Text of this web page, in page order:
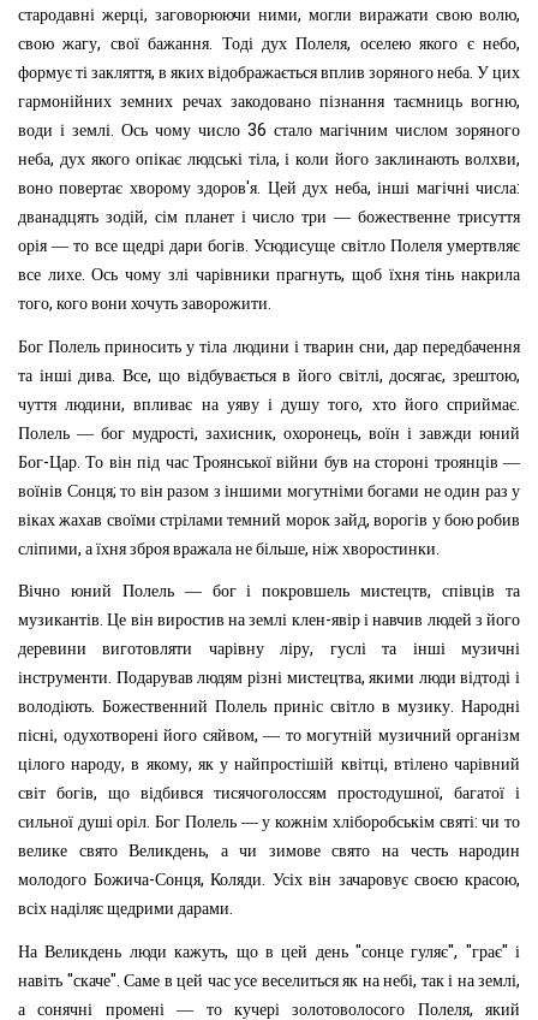
стародавні жерці, заговорюючи ними, могли виражати свою волю,
свою жагу, свої бажання. Тоді дух Полеля, оселею якого є небо,
формує ті закляття, в яких відображається вплив зоряного неба. У цих
гармонійних земних речах закодовано пізнання таємниць вогню,
води і землі. Ось чому число 36 стало магічним числом зоряного
неба, дух якого опікає людські тіла,і коли його заклинають волхви,
воно повертає хворому здоров'я. Цей дух неба,інші магічні числа:
дванадцять зодій, сім планет і число три — божественне трисуття
орія — то все щедрі дари богів.Усюдисуще світло Полеля умертвляє
все лихе.Ось чому злі чарівники прагнуть, щоб їхня тінь накрила
того, кого вони хочуть заворожити.
Бог Полель приносить у тіла людини і тварин сни, дар передбачення
та інші дива.Все, що відбувається в його світлі,досягає,зрештою,
чуття людини,впливає на уяву і душу того, хто його сприймає.
Полель — бог мудрості, захисник, охоронець, воїн і завжди юний
Бог-Цар.То він під час Троянської війни був на стороні троянців —
воїнів Сонця; то він разом з іншими могутніми богами не один раз у
віках жахав своїми стрілами темний морок зайд,ворогів у бою робив
сліпими, а їхня зброя вражала не більше, ніж хворостинки.
Вічно юний Полель — бог і покровшель мистецтв,співців
та
музикантів.Це він виростив на землі клен-явір і навчив людей з його
деревини
виготовляти чарівну ліру, гуслі та інші
музичні
інструменти. Подарував людям різні мистецтва,якими люди відтоді і
володіють. Божественний Полель приніс світло в музику. Народні
пісні, одухотворені його сяйвом, — то могутній музичний організм
цілого народу,в якому, як у найпростішій квітці, втілено чарівний
світ богів, що відбився тисячоголоссям простодушної, багатої і
сильної душі оріл.Бог Полель — у кожнім хліборобськім святі:чи то
велике
свято Великдень, а чи зимове свято на честь
народин
молодого Божича-Сонця,Коляди. Усіх він зачаровує своєю красою,
всіх наділяє щедрими дарами.
На Великдень люди кажуть, що в цей день"сонце гуляє", "грає"і
навіть "скаче". Саме в цей час усе веселиться як на небі, так і на землі,
а сонячні промені — то кучері золотоволосого Полеля, який